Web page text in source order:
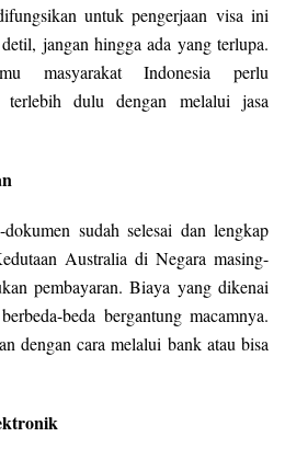
untuk pengerjaan visa ini
jangan hingga ada yang terlupa.
masyarakat Indonesia perlu
terlebih dulu dengan melalui jasa
sudah selesai dan lengkap
Australia di Negara masing-
pembayaran. Biaya yang dikenai
beda bergantung macamnya.
dengan cara melalui bank atau bisa